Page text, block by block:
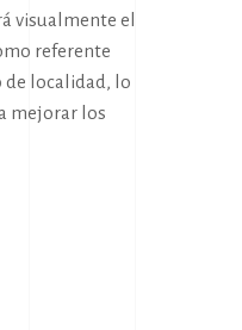
visualmente el
referente
localidad, lo
mejorar los